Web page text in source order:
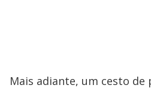
Mais adiante, um cesto de